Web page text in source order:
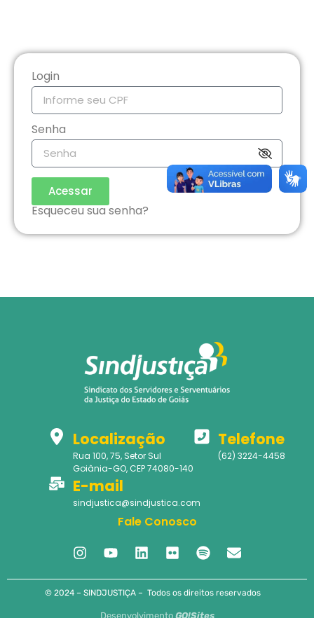
Login
Senha
Acessar
Esqueceu sua senha?
Localização
Rua 100, 75, Setor Sul
Goiânia-GO, CEP 74080-140
Telefone
(62) 3224-4458
E-mail
sindjustica@sindjustica.com
Fale Conosco
© 2024 – SINDJUSTIÇA – Todos os direitos reservados
Desenvolvimento GO!Sites